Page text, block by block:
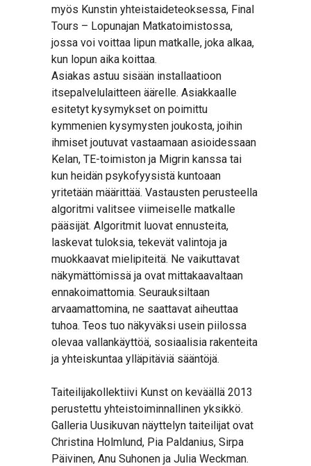
myös Kunstin yhteistaideteoksessa, Final
Tours – Lopunajan Matkatoimistossa,
jossa voi voittaa lipun matkalle, joka alkaa,
kun lopun aika koittaa.
Asiakas astuu sisään installaatioon
itsepalvelulaitteen äärelle. Asiakkaalle
esitetyt kysymykset on poimittu
kymmenien kysymysten joukosta, joihin
ihmiset joutuvat vastaamaan asioidessaan
Kelan, TE-toimiston ja Migrin kanssa tai
kun heidän psykofyysistä kuntoaan
yritetään määrittää. Vastausten perusteella
algoritmi valitsee viimeiselle matkalle
pääsijät. Algoritmit luovat ennusteita,
laskevat tuloksia, tekevät valintoja ja
muokkaavat mielipiteitä. Ne vaikuttavat
näkymättömissä ja ovat mittakaavaltaan
ennakoimattomia. Seurauksiltaan
arvaamattomina, ne saattavat aiheuttaa
tuhoa. Teos tuo näkyväksi usein piilossa
olevaa vallankäyttöä, sosiaalisia rakenteita
ja yhteiskuntaa ylläpitäviä sääntöjä.
Taiteilijakollektiivi Kunst on keväällä 2013
perustettu yhteistoiminnallinen yksikkö.
Galleria Uusikuvan näyttelyn taiteilijat ovat
Christina Holmlund, Pia Paldanius, Sirpa
Päivinen, Anu Suhonen ja Julia Weckman.